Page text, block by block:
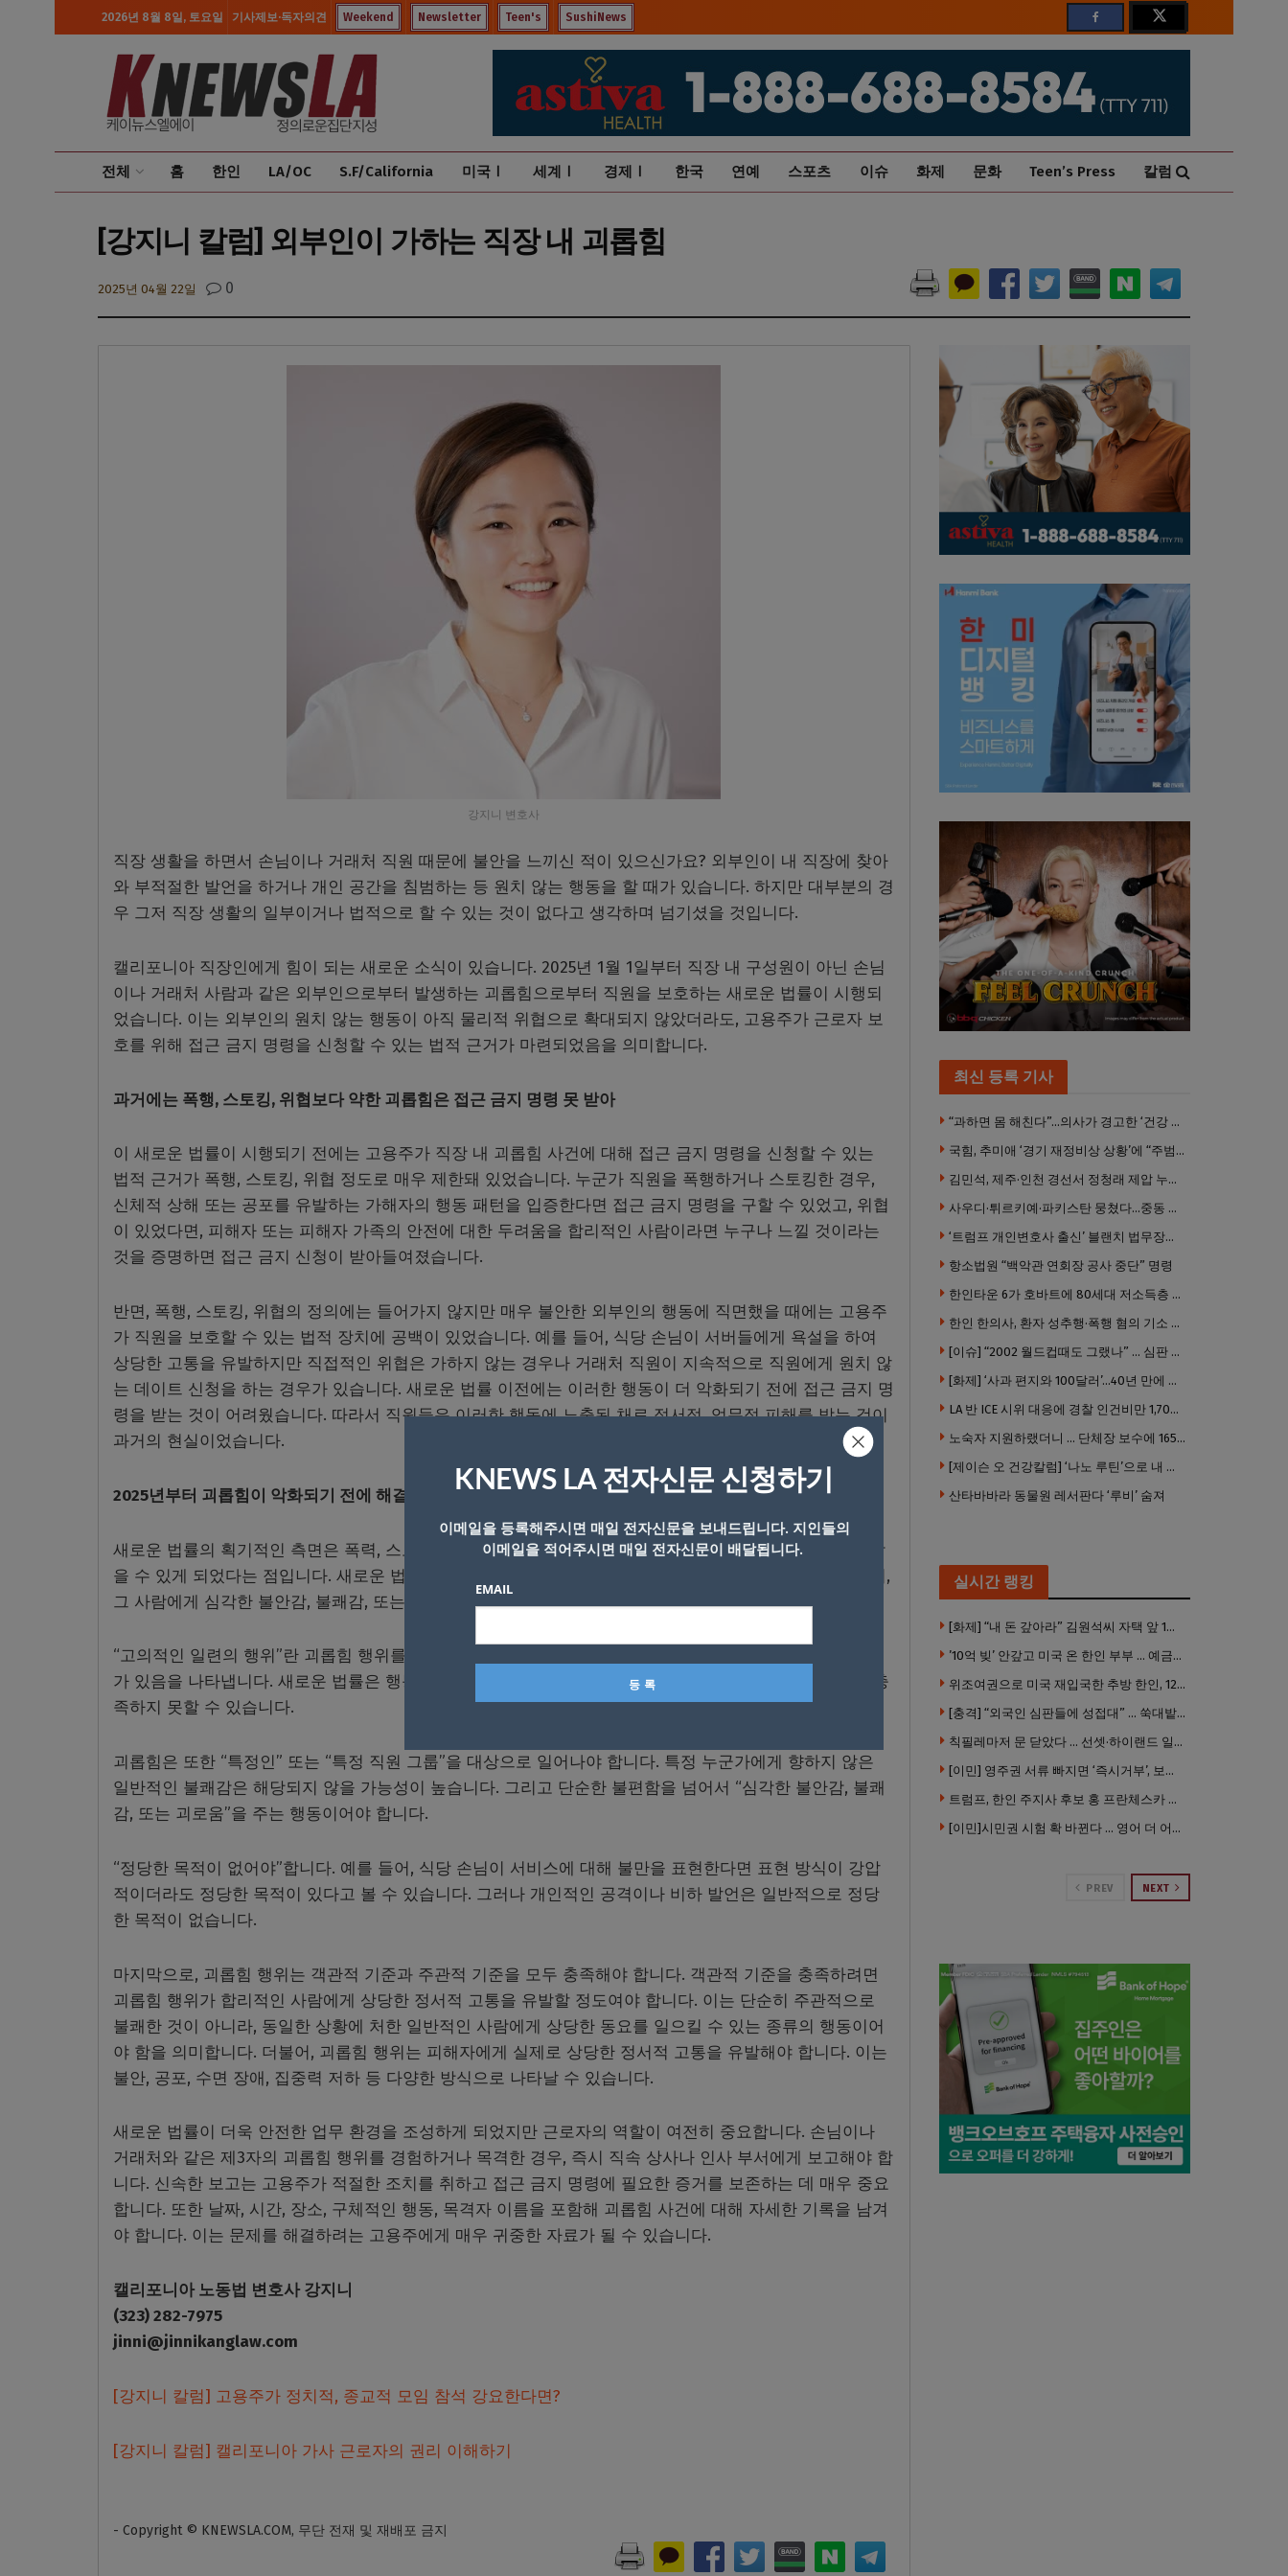
2026년 8월 8일, 토요일 기사제보·독자의견 Weekend Newsletter Teen's SushiNews
전체 홈 한인 LA/OC S.F/California 미국Ⅰ 세계Ⅰ 경제Ⅰ 한국 연예 스포츠 이슈 화제 문화 Teen’s Press 칼럼
[강지니 칼럼] 외부인이 가하는 직장 내 괴롭힘
2025년 04월 22일 0
강지니 변호사
직장 생활을 하면서 손님이나 거래처 직원 때문에 불안을 느끼신 적이 있으신가요? 외부인이 내 직장에 찾아
와 부적절한 발언을 하거나 개인 공간을 침범하는 등 원치 않는 행동을 할 때가 있습니다. 하지만 대부분의 경
우 그저 직장 생활의 일부이거나 법적으로 할 수 있는 것이 없다고 생각하며 넘기셨을 것입니다.
캘리포니아 직장인에게 힘이 되는 새로운 소식이 있습니다. 2025년 1월 1일부터 직장 내 구성원이 아닌 손님
이나 거래처 사람과 같은 외부인으로부터 발생하는 괴롭힘으로부터 직원을 보호하는 새로운 법률이 시행되
었습니다. 이는 외부인의 원치 않는 행동이 아직 물리적 위협으로 확대되지 않았더라도, 고용주가 근로자 보
호를 위해 접근 금지 명령을 신청할 수 있는 법적 근거가 마련되었음을 의미합니다.
과거에는 폭행, 스토킹, 위협보다 약한 괴롭힘은 접근 금지 명령 못 받아
이 새로운 법률이 시행되기 전에는 고용주가 직장 내 괴롭힘 사건에 대해 접근 금지 명령을 신청할 수 있는
법적 근거가 폭행, 스토킹, 위협 정도로 매우 제한돼 있었습니다. 누군가 직원을 폭행하거나 스토킹한 경우,
신체적 상해 또는 공포를 유발하는 가해자의 행동 패턴을 입증한다면 접근 금지 명령을 구할 수 있었고, 위협
이 있었다면, 피해자 또는 피해자 가족의 안전에 대한 두려움을 합리적인 사람이라면 누구나 느낄 것이라는
것을 증명하면 접근 금지 신청이 받아들여졌습니다.
반면, 폭행, 스토킹, 위협의 정의에는 들어가지 않지만 매우 불안한 외부인의 행동에 직면했을 때에는 고용주
가 직원을 보호할 수 있는 법적 장치에 공백이 있었습니다. 예를 들어, 식당 손님이 서버들에게 욕설을 하여
상당한 고통을 유발하지만 직접적인 위협은 가하지 않는 경우나 거래처 직원이 지속적으로 직원에게 원치 않
는 데이트 신청을 하는 경우가 있습니다. 새로운 법률 이전에는 이러한 행동이 더 악화되기 전에 접근 금지 명
령을 받는 것이 어려웠습니다. 따라서 직원들은 이러한 행동에 노출된 채로 정서적, 업무적 피해를 받는 것이
과거의 현실이었습니다.
2025년부터 괴롭힘이 악화되기 전에 해결할 수 있는 법적 경로 생겨
새로운 법률의 획기적인 측면은 폭력, 스토킹, 위협에 미치지 못하는 “괴롭힘”을 근거로 접근 금지 명령을 받
을 수 있게 되었다는 점입니다. 새로운 법률은 괴롭힘을 “특정인을 대상으로 하는 고의적인 일련의 행위로써,
그 사람에게 심각한 불안감, 불쾌감, 또는 괴로움을 주며, 정당한 목적이 없는 행위”라고 정의하고 있습니다.
“고의적인 일련의 행위”란 괴롭힘 행위를 하는 사람이 자신의 행동을 인지하고 반복적으로 수행하려는 의도
가 있음을 나타냅니다. 새로운 법률은 행동 패턴에 초점을 맞추고 있기 때문에 단발성 괴롭힘은 이 기준을 충
족하지 못할 수 있습니다.
괴롭힘은 또한 “특정인” 또는 “특정 직원 그룹”을 대상으로 일어나야 합니다. 특정 누군가에게 향하지 않은
일반적인 불쾌감은 해당되지 않을 가능성이 높습니다. 그리고 단순한 불편함을 넘어서 “심각한 불안감, 불쾌
감, 또는 괴로움”을 주는 행동이어야 합니다.
“정당한 목적이 없어야”합니다. 예를 들어, 식당 손님이 서비스에 대해 불만을 표현한다면 표현 방식이 강압
적이더라도 정당한 목적이 있다고 볼 수 있습니다. 그러나 개인적인 공격이나 비하 발언은 일반적으로 정당
한 목적이 없습니다.
마지막으로, 괴롭힘 행위는 객관적 기준과 주관적 기준을 모두 충족해야 합니다. 객관적 기준을 충족하려면
괴롭힘 행위가 합리적인 사람에게 상당한 정서적 고통을 유발할 정도여야 합니다. 이는 단순히 주관적으로
불쾌한 것이 아니라, 동일한 상황에 처한 일반적인 사람에게 상당한 동요를 일으킬 수 있는 종류의 행동이어
야 함을 의미합니다. 더불어, 괴롭힘 행위는 피해자에게 실제로 상당한 정서적 고통을 유발해야 합니다. 이는
불안, 공포, 수면 장애, 집중력 저하 등 다양한 방식으로 나타날 수 있습니다.
새로운 법률이 더욱 안전한 업무 환경을 조성하게 되었지만 근로자의 역할이 여전히 중요합니다. 손님이나
거래처와 같은 제3자의 괴롭힘 행위를 경험하거나 목격한 경우, 즉시 직속 상사나 인사 부서에게 보고해야 합
니다. 신속한 보고는 고용주가 적절한 조치를 취하고 접근 금지 명령에 필요한 증거를 보존하는 데 매우 중요
합니다. 또한 날짜, 시간, 장소, 구체적인 행동, 목격자 이름을 포함해 괴롭힘 사건에 대해 자세한 기록을 남겨
야 합니다. 이는 문제를 해결하려는 고용주에게 매우 귀중한 자료가 될 수 있습니다.
캘리포니아 노동법 변호사 강지니
(323) 282-7975
jinni@jinnikanglaw.com
[강지니 칼럼] 고용주가 정치적, 종교적 모임 참석 강요한다면?
[강지니 칼럼] 캘리포니아 가사 근로자의 권리 이해하기
- Copyright © KNEWSLA.COM, 무단 전재 및 재배포 금지
최신 등록 기사
“과하면 몸 해친다”…의사가 경고한 ‘건강 습관’ 5가지
국힘, 추미애 ‘경기 재정비상 상황’에 “주범은 이재명 전 지사”
김민석, 제주·인천 경선서 정청래 제압 누적 1위 탈환
사우디·튀르키예·파키스탄 뭉쳤다…중동 새 안보축 부상하나
‘트럼프 개인변호사 출신’ 블랜치 법무장관 인준…상원 50대49 가결
항소법원 “백악관 연회장 공사 중단” 명령
한인타운 6가 호바트에 80세대 저소득층 아파트 준공
한인 한의사, 환자 성추행·폭행 혐의 기소 … 면허 긴급정지
[이슈] “2002 월드컵때도 그랬나” … 심판 성접대 의혹 해외로 일파만파, 4강 신화까지 불똥
[화제] ‘사과 편지와 100달러’…40년 만에 훔친 책 돌려준 절도범
LA 반 ICE 시위 대응에 경찰 인건비만 1,700만 달러 썼다.
노숙자 지원하랬더니 … 단체장 보수에 165만 달러 ‘펑펑’
[제이슨 오 건강칼럼] ‘나노 루틴’으로 내 몸 기적 만들기
산타바바라 동물원 레서판다 ‘루비’ 숨져
실시간 랭킹
[화제] “내 돈 갚아라” 김원석씨 자택 앞 1인 광대 시위 … 한인 투자사, “108만 달러 못받아”
’10억 빚’ 안갚고 미국 온 한인 부부 … 예금보험공사, 미국서 소송
위조여권으로 미국 재입국한 추방 한인, 120만 달러 은행 사기 행각
[충격] “외국인 심판들에 성접대” … 쑥대밭된 축협 어디까지 추락하나
칙필레마저 문 닫았다 … 선셋·하이랜드 일대 ‘황량한 거리’로
[이민] 영주권 서류 빠지면 ‘즉시거부’, 보완기회 없다 … 이민심사 8월부터 확 바뀐다
트럼프, 한인 주지사 후보 홍 프란체스카 정조준 … “미치광이다”
[이민]시민권 시험 확 바뀐다 … 영어 더 어렵게, 민간시험 도입 추진
PREV NEXT
KNEWS LA 전자신문 신청하기
이메일을 등록해주시면 매일 전자신문을 보내드립니다. 지인들의
이메일을 적어주시면 매일 전자신문이 배달됩니다.
EMAIL